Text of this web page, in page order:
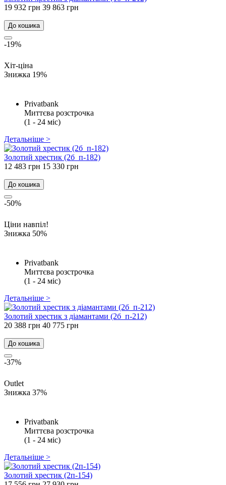
19 932 грн 39 863 грн
До кошика
-19%
Хіт-ціна
Знижка 19%
Privatbank
Миттєва розстрочка
(1 - 24 міс)
Детальніше >
Золотий хрестик (2б_п-182)
12 483 грн 15 330 грн
До кошика
-50%
Ціни навпіл!
Знижка 50%
Privatbank
Миттєва розстрочка
(1 - 24 міс)
Детальніше >
Золотий хрестик з діамантами (2б_п-212)
20 388 грн 40 775 грн
До кошика
-37%
Outlet
Знижка 37%
Privatbank
Миттєва розстрочка
(1 - 24 міс)
Детальніше >
Золотий хрестик (2п-154)